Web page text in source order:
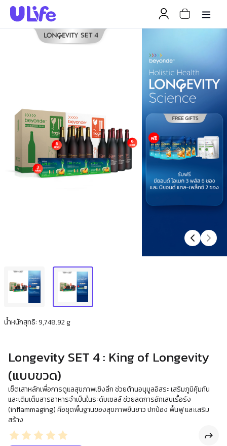
น้ำหนักสุทธิ: 9,748.92 g
Longevity SET 4 : King of Longevity
(แบบขวด)
เซ็ตเสาหลักเพื่อการดูแลสุขภาพเชิงลึก ช่วยต้านอนุมูลอิสระ เสริมภูมิคุ้มกัน
และเติมเต็มสารอาหารจำเป็นในระดับเซลล์ ช่วยลดการอักเสบเรื้อรัง
(inflammaging) คือชุดพื้นฐานของสุขภาพยืนยาว ปกป้อง ฟื้นฟู และเสริม
สร้าง